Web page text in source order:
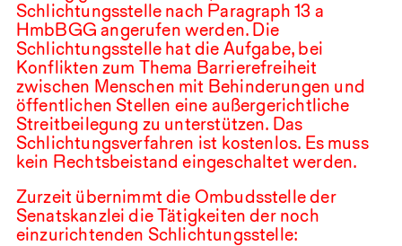
Schlichtungsstelle nach Paragraph 13 a
HmbBGG angerufen werden. Die
Schlichtungsstelle hat die Aufgabe, bei
Konflikten zum Thema Barrierefreiheit
zwischen Menschen mit Behinderungen und
öffentlichen Stellen eine außergerichtliche
Streitbeilegung zu unterstützen. Das
Schlichtungsverfahren ist kostenlos. Es muss
kein Rechtsbeistand eingeschaltet werden.
Zurzeit übernimmt die Ombudsstelle der
Senatskanzlei die Tätigkeiten der noch
einzurichtenden Schlichtungsstelle: